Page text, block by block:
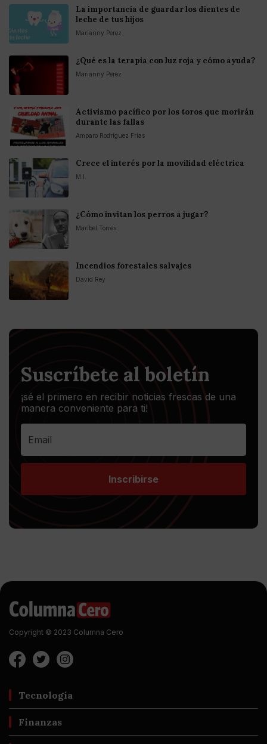
La importancia de guardar los dientes de
leche de tus hijos
Marianny Perez
¿Qué es la terapia con luz roja y cómo ayuda?
Marianny Perez
Activismo pacífico por los toros que morirán
durante las fallas
Amparo Rodríguez Frías
Crece el interés por la movilidad eléctrica
M.I.
¿Cómo invitan los perros a jugar?
Maribel Torres
Incendios forestales salvajes
David Rey
Suscríbete al boletín
¡sé el primero en recibir noticias frescas de una
manera conveniente para ti!
Inscribirse
Copyright © 2023 Columna Cero
Tecnología
Finanzas